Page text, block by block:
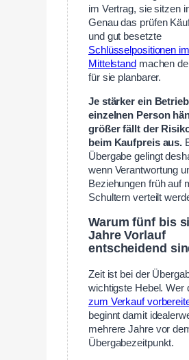
im Vertrag, sie sitzen
Genau das prüfen
und gut besetzte
Schlüsselpositionen im
Mittelstand machen
für sie planbarer.
Je stärker ein
einzelnen Person
größer fällt der
beim Kaufpreis aus.
Übergabe gelingt
wenn Verantwortung
Beziehungen früh auf
Schultern verteilt
Warum fünf bis
Jahre Vorlauf
entscheidend
Zeit ist bei der
wichtigste Hebel. Wer
zum Verkauf
beginnt damit
mehrere Jahre vor
Übergabezeitpunkt.